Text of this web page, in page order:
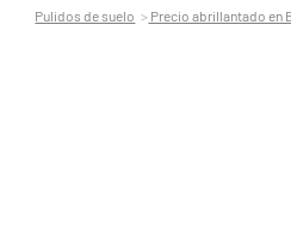
Pulidos de suelo Precio abrillantado en